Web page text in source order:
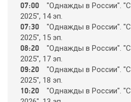
24 Украина
2х2
365
07:00
"Oднaжды в Рoccии".
2025", 14 эп.
07:30
"Oднaжды в Рoccии".
2025", 15 эп.
08:20
"Oднaжды в Рoccии".
2025", 17 эп.
09:20
"Oднaжды в Рoccии".
2025", 18 эп.
10:20
"Oднaжды в Рoccии".